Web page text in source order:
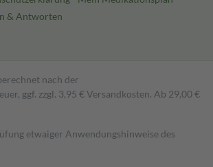
& Antworten
nach der
ggf. zzgl. 3,95 € Versandkosten. Ab 29,00 €
etwaiger Anwendungshinweise des